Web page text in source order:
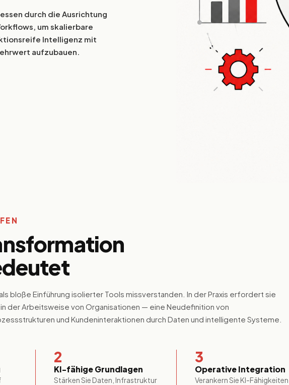
skalierbare Reichweite und
durch die Ausrichtung
um skalierbare
Intelligenz mit
aufzubauen.
bloße Einführung isolierter Tools missverstanden. In der Praxis erfordert sie
der Arbeitsweise von Organisationen — eine Neudefinition von
und Kundeninteraktionen durch Daten und intelligente Systeme.
2
KI-fähige Grundlagen
Stärken Sie Daten, Infrastruktur
3
Operative Integration
Verankern Sie KI-Fähigkeiten